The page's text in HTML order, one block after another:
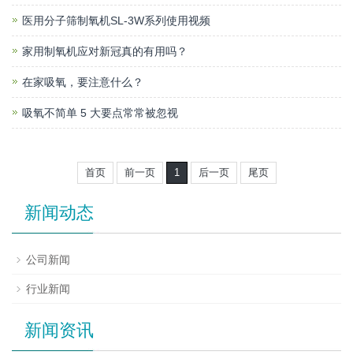
医用分子筛制氧机SL-3W系列使用视频
家用制氧机应对新冠真的有用吗？
在家吸氧，要注意什么？
吸氧不简单 5 大要点常常被忽视
首页 前一页 1 后一页 尾页
新闻动态
公司新闻
行业新闻
新闻资讯